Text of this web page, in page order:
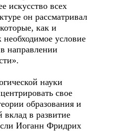
искусство всех
он рассматривал
как и
необходимое условие
направлении
науки
свое
образования и
вклад в развитие
Иоганн Фридрих